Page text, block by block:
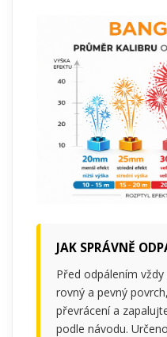
JAK SPRÁVNĚ
Před odpálením
rovný a pevný
převrácení a
podle návodu.